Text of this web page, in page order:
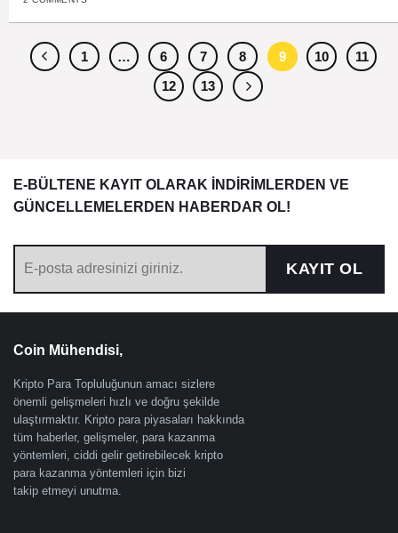
1 … 6 7 8 9 10
11
12
13
E-BÜLTENE KAYIT OLARAK İNDİRİMLERDEN VE
GÜNCELLEMELERDEN HABERDAR OL!
KAYIT OL
Coin Mühendisi,
Kripto Para Topluluğunun amacı sizlere
önemli gelişmeleri hızlı ve doğru şekilde
ulaştırmaktır. Kripto para piyasaları hakkında
tüm haberler, gelişmeler, para kazanma
yöntemleri, ciddi gelir getirebilecek kripto
para kazanma yöntemleri için bizi
takip etmeyi unutma.